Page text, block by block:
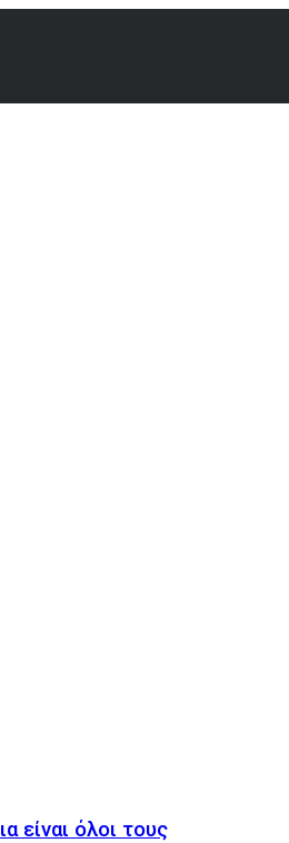
είναι όλοι τους